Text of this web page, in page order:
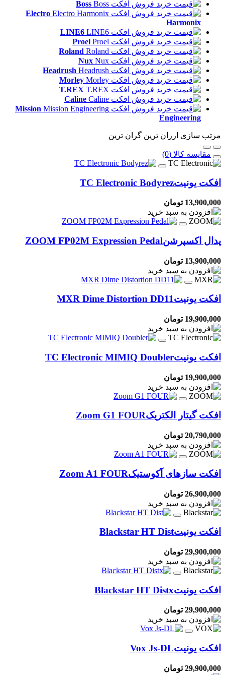
Boss
Electro
Harmonix
LINE6
Proel
Roland
Nux
Headrush
Morley
T.REX
Caline
Mission
Engineering
مرتب سازی ارزان ترین گران ترین
مقایسه کالا (0)
افکت یونیتTC Electronic Bodyrez
13,900,000 تومان
پدال اکسپرشنZOOM FP02M Expression Pedal
13,900,000 تومان
افکت یونیتMXR Dime Distortion DD11
19,900,000 تومان
افکت یونیتTC Electronic MIMIQ Doubler
19,900,000 تومان
افکت گیتار الکتریکZoom G1 FOUR
20,790,000 تومان
افکت سازهای آکوستیکZoom A1 FOUR
26,900,000 تومان
افکت یونیتBlackstar HT Dist
29,900,000 تومان
افکت یونیتBlackstar HT Distx
29,900,000 تومان
افکت یونیتVox Js-DL
29,900,000 تومان